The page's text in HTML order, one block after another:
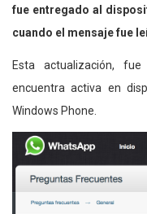
fue entregado al
cuando el mensaje fue
Esta actualización,
encuentra activa en
Windows Phone.